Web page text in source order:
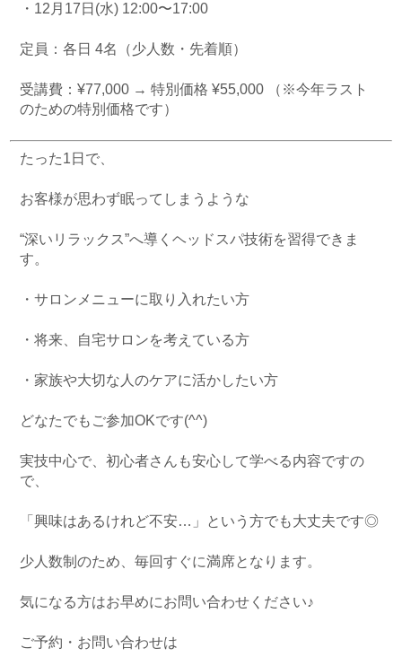
・12月17日(水) 12:00〜17:00
定員：各日 4名（少人数・先着順）
受講費：¥77,000 → 特別価格 ¥55,000
（※今年ラスト
のための特別価格です）
たった1日で、
お客様が思わず眠ってしまうような
“深いリラックス”へ導くヘッドスパ技術を習得できま
す。
・サロンメニューに取り入れたい方
・将来、自宅サロンを考えている方
・家族や大切な人のケアに活かしたい方
どなたでもご参加OKです(^^)
実技中心で、初心者さんも安心して学べる内容ですの
で、
「興味はあるけれど不安…」という方でも大丈夫です◎
少人数制のため、毎回すぐに満席となります。
気になる方はお早めにお問い合わせください♪
ご予約・お問い合わせは